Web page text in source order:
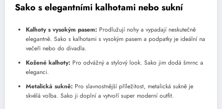
Sako s elegantními kalhotami nebo sukní
Kalhoty s vysokým pasem: Prodlužují nohy a vypadají neskutečně
elegantně. Sako s kalhotami s vysokým pasem a podpatky je ideální na
večeři nebo do divadla.
Kožené kalhoty: Pro odvážný a stylový look. Sako jim dodá šmrnc a
eleganci.
Metalická sukně: Pro slavnostnější příležitost, metalická sukně je
skvělá volba. Sako ji doplní a vytvoří super moderní outfit.